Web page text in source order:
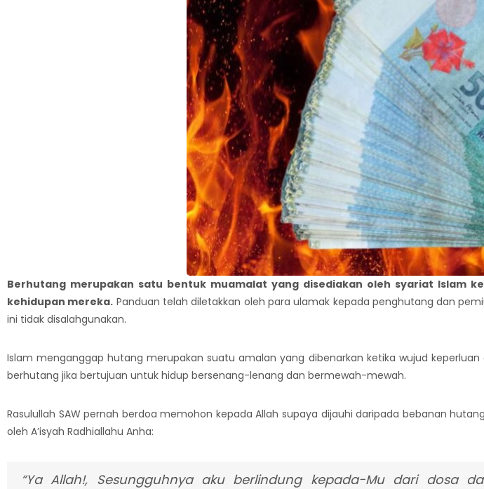
Berhutang merupakan satu bentuk muamalat yang disediakan oleh syariat Islam
kehidupan mereka. Panduan telah diletakkan oleh para ulamak kepada penghutang dan
ini tidak disalahgunakan.
Islam menganggap hutang merupakan suatu amalan yang dibenarkan ketika wujud
berhutang jika bertujuan untuk hidup bersenang-lenang dan bermewah-mewah.
Rasulullah SAW pernah berdoa memohon kepada Allah supaya dijauhi daripada bebanan
oleh A’isyah Radhiallahu Anha:
“Ya Allah!, Sesungguhnya aku berlindung kepada-Mu dari dosa